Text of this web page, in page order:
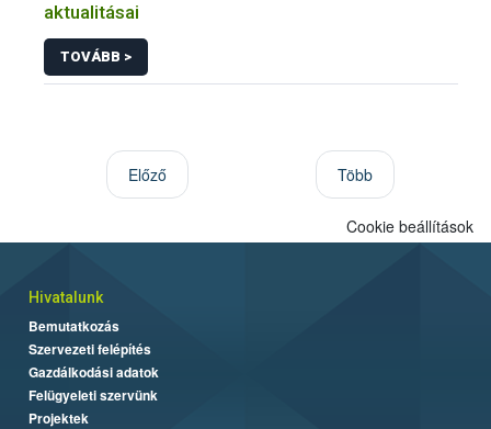
aktualitásai
TOVÁBB >
Előző Több
Cookie beállítások
Hivatalunk
Bemutatkozás
Szervezeti felépítés
Gazdálkodási adatok
Felügyeleti szervünk
Projektek